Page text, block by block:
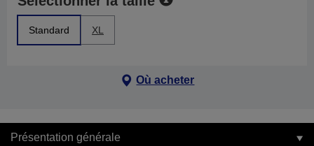
Standard XL
Où acheter
Présentation générale